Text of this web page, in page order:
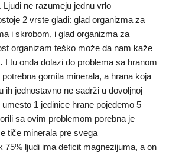
ne razumeju jednu vrlo
2 vrste gladi: glad organizma za
i skrobom, i glad organizma za
organizam teško može da nam kaže
tu onda dolazi do problema sa hranom
gomila minerala, a hrana koja
ih jednostavno ne sadrži u dovoljnoj
1 jedinice hrane pojedemo 5
sa ovim problemom porebna je
tiče minerala pre svega
75% ljudi ima deficit magnezijuma, a on